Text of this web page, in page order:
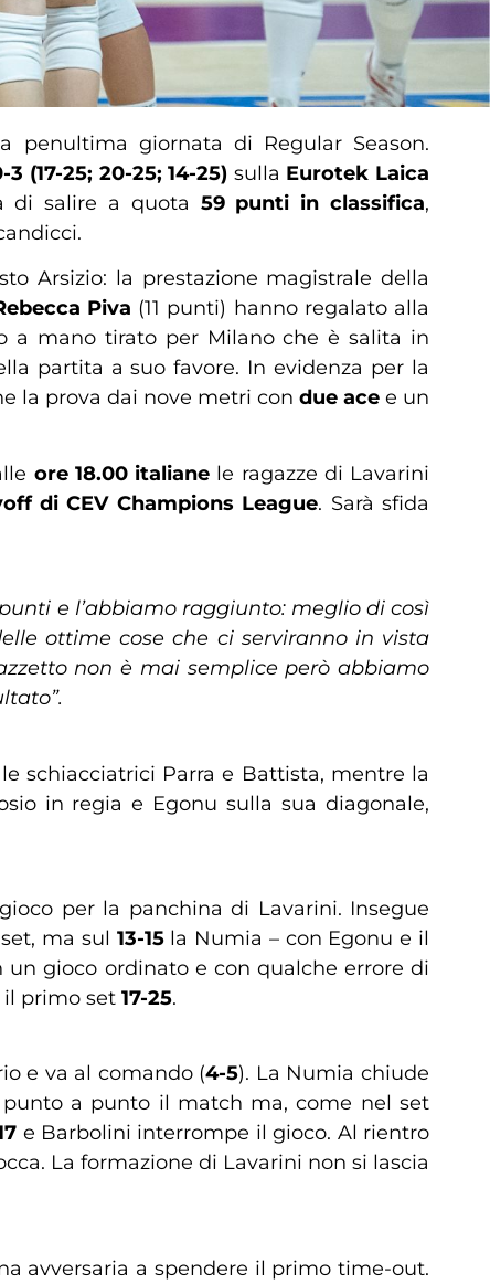
penultima giornata di Regular Season.
3 (17-25; 20-25; 14-25) sulla Eurotek Laica
di salire a quota 59 punti in classifica,
Arsizio: la prestazione magistrale della
Piva (11 punti) hanno regalato alla
a mano tirato per Milano che è salita in
partita a suo favore. In evidenza per la
la prova dai nove metri con due ace e un
ore 18.00 italiane le ragazze di Lavarini
di CEV Champions League. Sarà sfida
e l’abbiamo raggiunto: meglio di così
ottime cose che ci serviranno in vista
non è mai semplice però abbiamo
schiacciatrici Parra e Battista, mentre la
in regia e Egonu sulla sua diagonale,
per la panchina di Lavarini. Insegue
ma sul 13-15la Numia – con Egonu e il
un gioco ordinato e con qualche errore di
il primo set 17-25.
e va al comando (4-5). La Numia chiude
a punto il match ma, come nel set
e Barbolini interrompe il gioco. Al rientro
La formazione di Lavarini non si lascia
avversaria a spendere il primo time-out.